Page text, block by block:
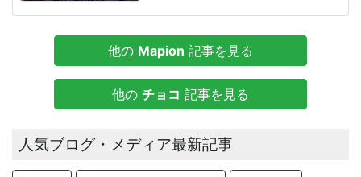
他の Mapion 記事を見る
他の チョコ 記事を見る
人気ブログ・メディア最新記事